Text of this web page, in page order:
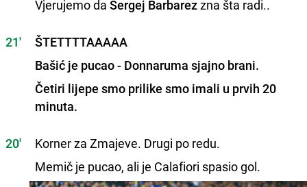
Vjerujemo da Sergej Barbarezzna šta radi..
21'
ŠTETTTTAAAAA
Bašić je pucao - Donnaruma sjajno brani.
Četiri lijepe smo prilike smo imali u prvih 20
minuta.
20'
Korner za Zmajeve. Drugi po redu.
Memič je pucao, ali je Calafiori spasio gol.